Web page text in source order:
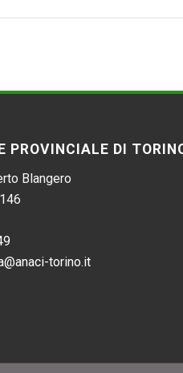
PROVINCIALE DI
Blangero
torino.it